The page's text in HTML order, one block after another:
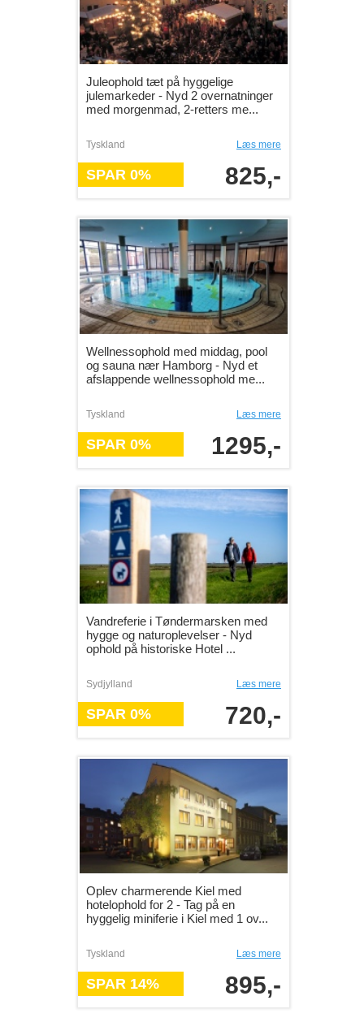
Juleophold tæt på hyggelige
julemarkeder - Nyd 2 overnatninger
med morgenmad, 2-retters me...
Tyskland Læs mere
SPAR 0% 825,-
Wellnessophold med middag, pool
og sauna nær Hamborg - Nyd et
afslappende wellnessophold me...
Tyskland Læs mere
SPAR 0% 1295,-
Vandreferie i Tøndermarsken med
hygge og naturoplevelser - Nyd
ophold på historiske Hotel ...
Sydjylland Læs mere
SPAR 0% 720,-
Oplev charmerende Kiel med
hotelophold for 2 - Tag på en
hyggelig miniferie i Kiel med 1 ov...
Tyskland Læs mere
SPAR 14% 895,-